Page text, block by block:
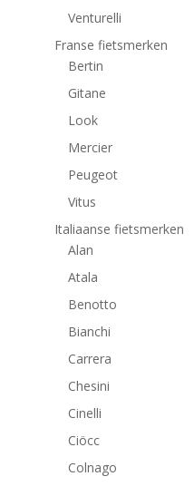
Venturelli
Franse fietsmerken
Bertin
Gitane
Look
Mercier
Peugeot
Vitus
Italiaanse fietsmerken
Alan
Atala
Benotto
Bianchi
Carrera
Chesini
Cinelli
Ciöcc
Colnago